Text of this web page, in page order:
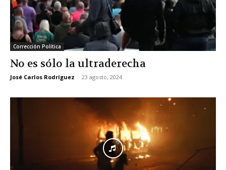
Corrección Política
No es sólo la ultraderecha
José Carlos Rodríguez - 23 agosto, 2024